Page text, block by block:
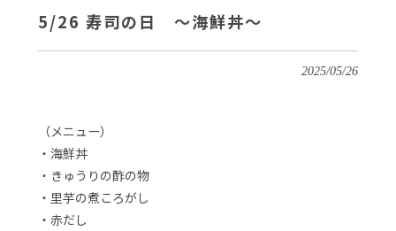
5/26 寿司の日 ～海鮮丼～
2025/05/26
（メニュー）
・海鮮丼
・きゅうりの酢の物
・里芋の煮ころがし
・赤だし